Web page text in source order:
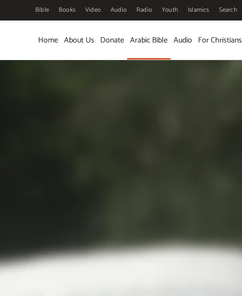
Skip to main content
Bible Books Video Audio Radio Youth Islamics Search
Home About Us Donate Arabic Bible Audio For Christians